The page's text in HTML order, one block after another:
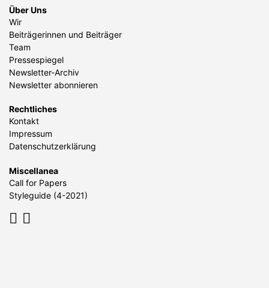
Über Uns
Wir
Beiträgerinnen und Beiträger
Team
Pressespiegel
Newsletter-Archiv
Newsletter abonnieren
Rechtliches
Kontakt
Impressum
Datenschutzerklärung
Miscellanea
Call for Papers
Styleguide (4-2021)